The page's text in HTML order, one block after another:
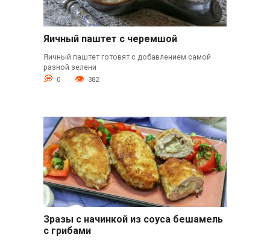
Яичный паштет с черемшой
Яичный паштет готовят с добавлением самой
разной зелени
0 382
Зразы с начинкой из соуса бешамель
с грибами